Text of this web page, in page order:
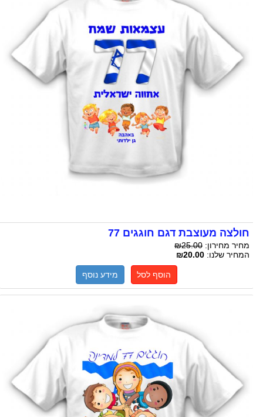
חולצה מעוצבת דגם חוגגים 77
מחיר מחירון:₪25.00
המחיר שלנו:₪20.00
הוסף לסל מידע נוסף